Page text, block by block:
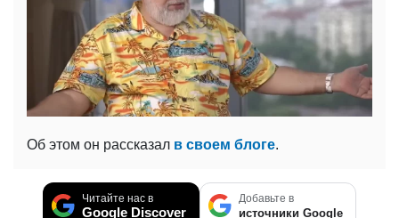
Об этом он рассказал в своем блоге.
Читайте нас в
Google Discover
Добавьте в
источники Google